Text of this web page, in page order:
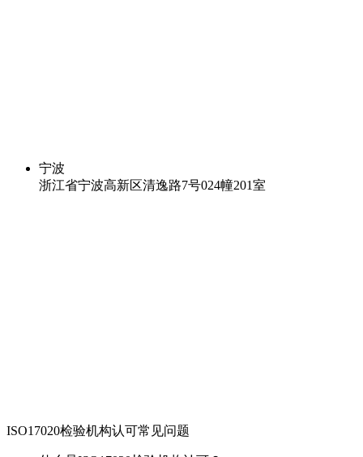
宁波
浙江省宁波高新区清逸路7号024幢201室
ISO17020检验机构认可常见问题